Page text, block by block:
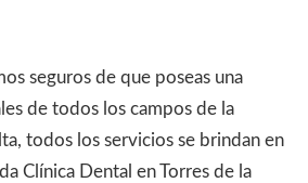
seguros de que poseas una
de todos los campos de la
todos los servicios se brindan en
Clínica Dental en Torres de la